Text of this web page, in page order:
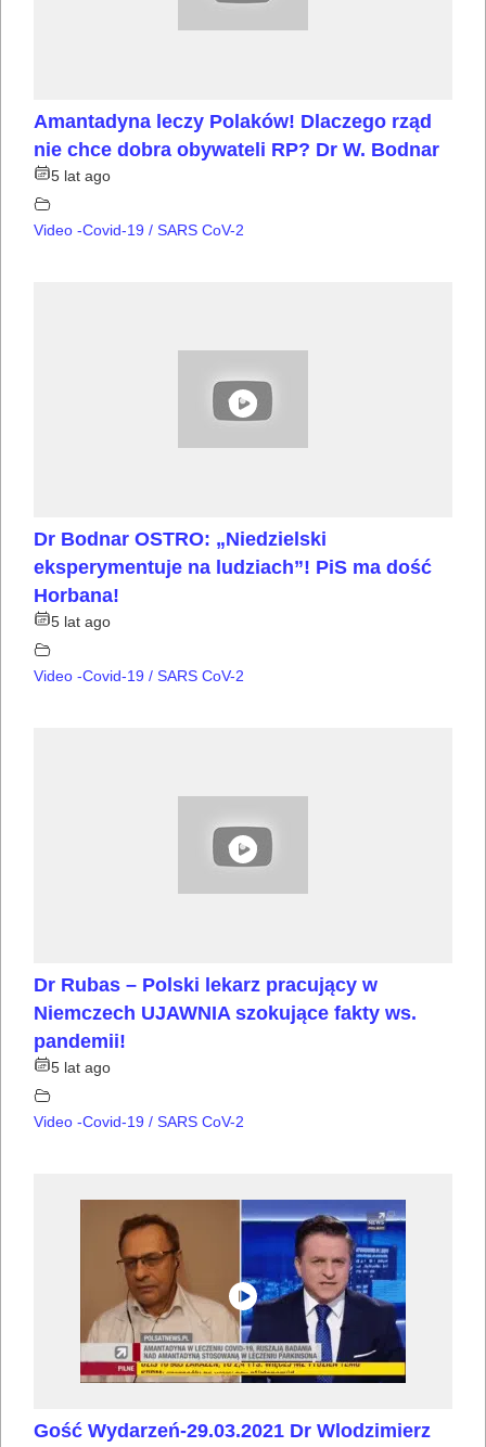
Amantadyna leczy Polaków! Dlaczego rząd
nie chce dobra obywateli RP? Dr W. Bodnar
5 lat ago
Video -Covid-19 / SARS CoV-2
Dr Bodnar OSTRO: „Niedzielski
eksperymentuje na ludziach”! PiS ma dość
Horbana!
5 lat ago
Video -Covid-19 / SARS CoV-2
Dr Rubas – Polski lekarz pracujący w
Niemczech UJAWNIA szokujące fakty ws.
pandemii!
5 lat ago
Video -Covid-19 / SARS CoV-2
Gość Wydarzeń-29.03.2021 Dr Wlodzimierz